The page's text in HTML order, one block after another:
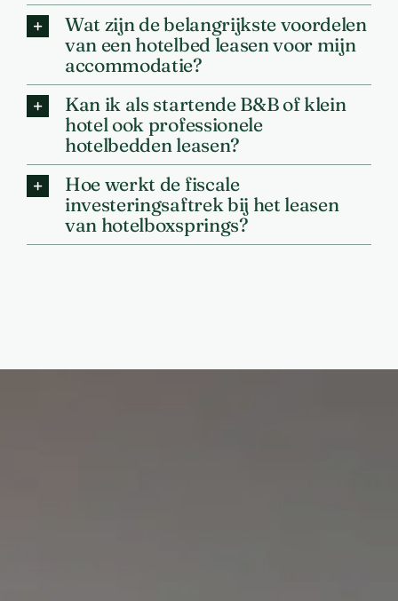
Wat zijn de belangrijkste voordelen
van een hotelbed leasen voor mijn
accommodatie?
Kan ik als startende B&B of klein
hotel ook professionele
hotelbedden leasen?
Hoe werkt de fiscale
investeringsaftrek bij het leasen
van hotelboxsprings?